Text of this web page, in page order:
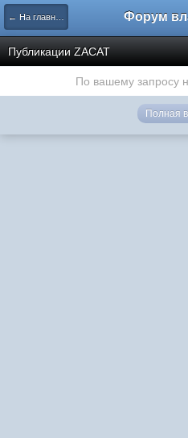
← На главную
Публикации ZACAT
По вашему запросу
Полная